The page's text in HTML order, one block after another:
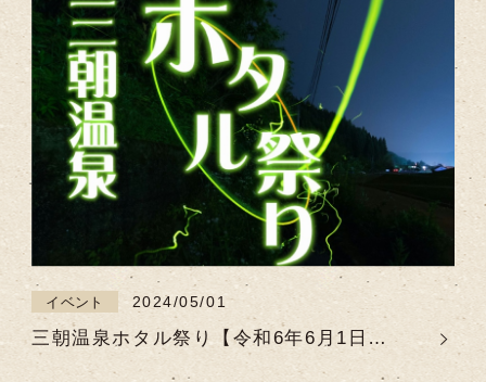
イベント 2024/05/01
三朝温泉ホタル祭り【令和6年6月1日
（土）～令和6年6月30日（日）】